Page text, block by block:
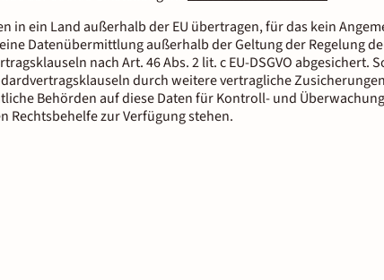
in ein Land außerhalb der EU übertragen, für das kein
Datenübermittlung außerhalb der Geltung der Regelung
nach Art. 46 Abs. 2 lit. c EU-DSGVO abgesichert.
durch weitere vertragliche
Behörden auf diese Daten für Kontroll- und
Rechtsbehelfe zur Verfügung stehen.